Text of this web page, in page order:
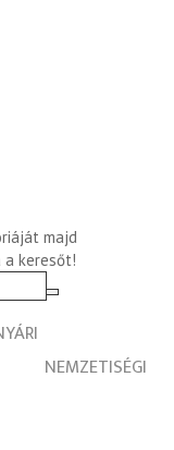
majd
a keresőt!
NEMZETISÉGI